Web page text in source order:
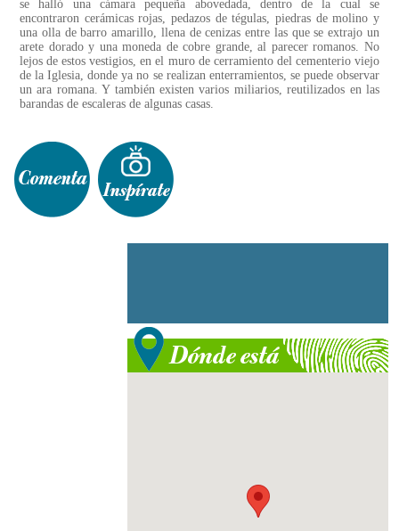
se halló una cámara pequeña abovedada, dentro de la cual se
encontraron cerámicas rojas, pedazos de tégulas, piedras de molino y
una olla de barro amarillo, llena de cenizas entre las que se extrajo un
arete dorado y una moneda de cobre grande, al parecer romanos. No
lejos de estos vestigios, en el muro de cerramiento del cementerio viejo
de la Iglesia, donde ya no se realizan enterramientos, se puede observar
un ara romana. Y también existen varios miliarios, reutilizados en las
barandas de escaleras de algunas casas.